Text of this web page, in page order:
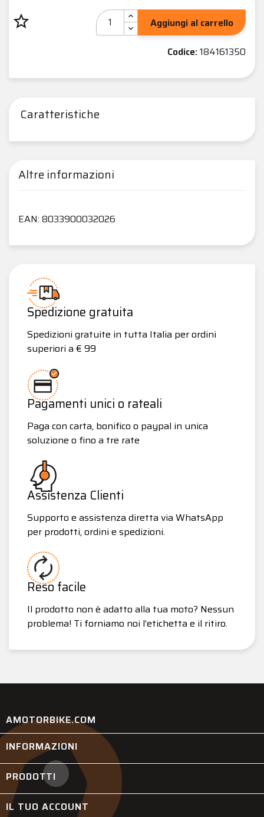
star_border
Aggiungi al carrello
Codice:184161350
Caratteristiche
Altre informazioni
EAN: 8033900032026
Spedizione gratuita
Spedizioni gratuite in tutta Italia per ordini
superiori a € 99
Pagamenti unici o rateali
Paga con carta, bonifico o paypal in unica
soluzione o fino a tre rate
Assistenza Clienti
Supporto e assistenza diretta via WhatsApp
per prodotti, ordini e spedizioni.
Reso facile
Il prodotto non è adatto alla tua moto? Nessun
problema! Ti forniamo noi l’etichetta e il ritiro.
AMOTORBIKE.COM
INFORMAZIONI
PRODOTTI
IL TUO ACCOUNT